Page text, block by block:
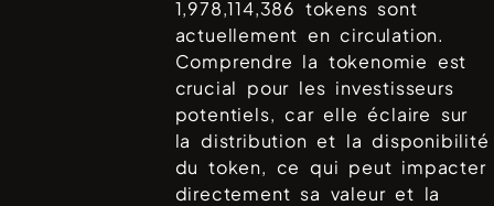
1,978,114,386 tokens sont
actuellement en circulation.
Comprendre la tokenomie est
crucial pour les investisseurs
potentiels, car elle éclaire sur
la distribution et la disponibilité
du token, ce qui peut impacter
directement sa valeur et la